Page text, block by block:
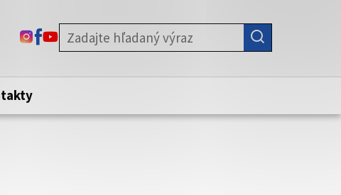
Zabezpečená stránka vždy začína
webového sídla.
ODKAZ SA OTVORÍ NA NOVEJ KARTE
ODKAZ SA OTVORÍ NA NOVEJ KARTE
ODKAZ SA OTVORÍ NA NOVEJ KARTE